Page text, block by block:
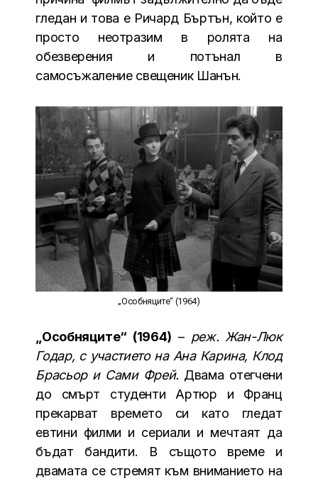
гледан и това е Ричард Бъртън, който е
просто неотразим в ролята на
обезверения и потънал в
самосъжаление свещеник Шанън.
„Особняците“ (1964)
„Особняците“ (1964) – реж. Жан-Люк
Годар, с участието на Ана Карина, Клод
Брасьор и Сами Фрей. Двама отегчени
до смърт студенти Артюр и Франц
прекарват времето си като гледат
евтини филми и сериали и мечтаят да
бъдат бандити. В същото време и
двамата се стремят към вниманието на